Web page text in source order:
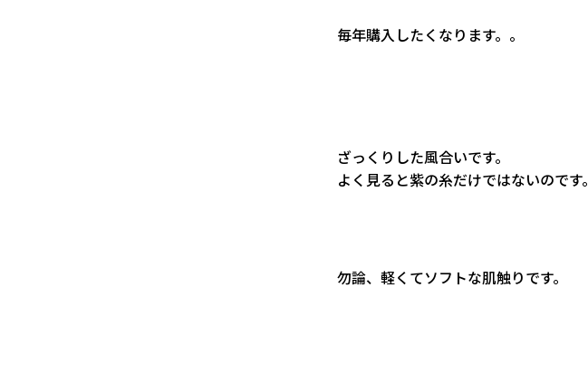
毎年購入したくなります。。
ざっくりした風合いです。
よく見ると紫の糸だけではないのです。
勿論、軽くてソフトな肌触りです。